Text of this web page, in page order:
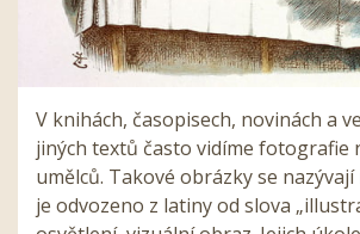
V knihách, časopisech, novinách a
jiných textů často vidíme fotografie
umělců. Takové obrázky se nazývají
je odvozeno z latiny od slova